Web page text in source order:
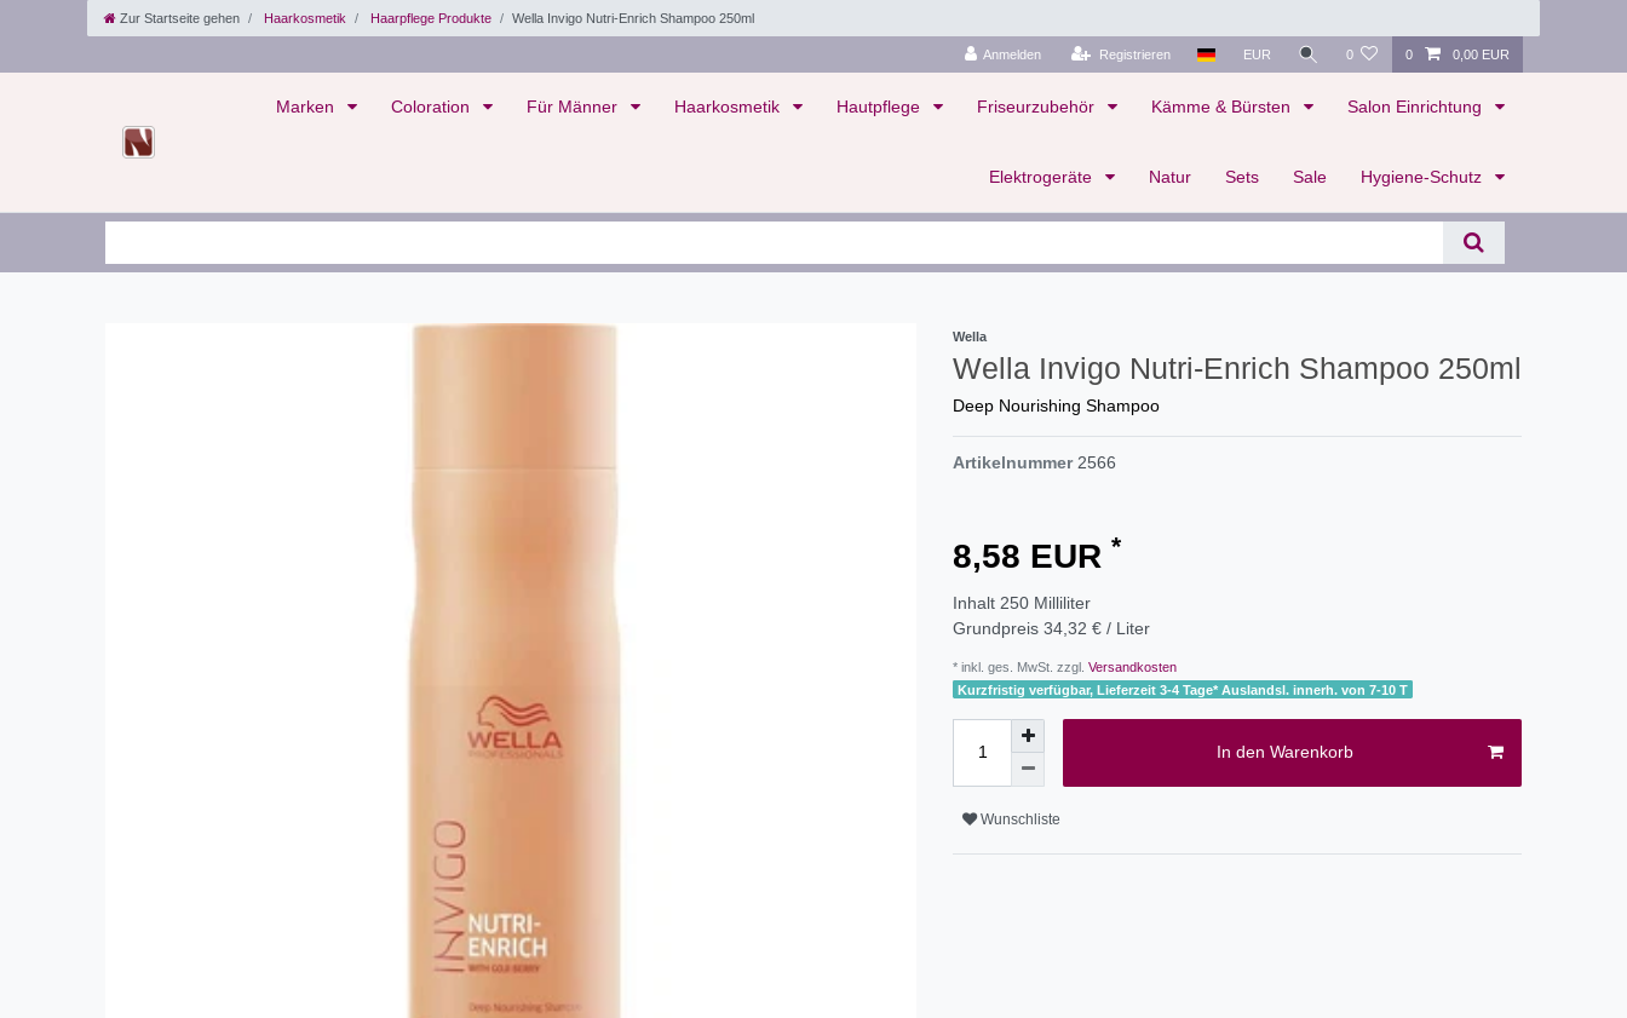
Zur Startseite gehen Haarkosmetik Haarpflege Produkte Wella Invigo Nutri-Enrich Shampoo 250ml
Anmelden Registrieren EUR 0 0 0,00 EUR
Marken Coloration Für Männer Haarkosmetik Hautpflege Friseurzubehör Kämme & Bürsten Salon Einrichtung
Elektrogeräte Natur Sets Sale Hygiene-Schutz
Wella
Wella Invigo Nutri-Enrich Shampoo 250ml
Deep Nourishing Shampoo
Artikelnummer 2566
8,58 EUR *
Inhalt 250 Milliliter
Grundpreis 34,32 € / Liter
* inkl. ges. MwSt. zzgl. Versandkosten
Kurzfristig verfügbar, Lieferzeit 3-4 Tage* Auslandsl. innerh. von 7-10 T
In den Warenkorb
Wunschliste